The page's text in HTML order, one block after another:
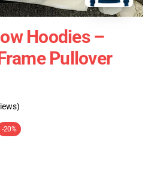
Hoodies –
Pullover
-20%